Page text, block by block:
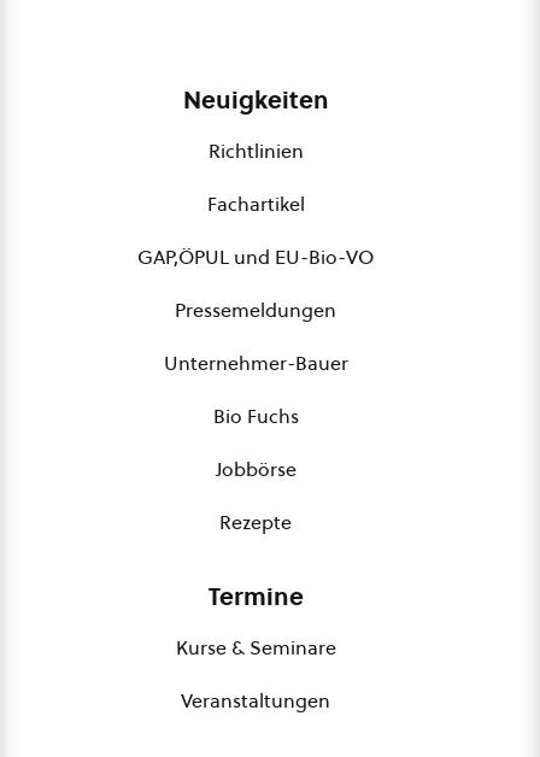
Neuigkeiten
Richtlinien
Fachartikel
GAP,ÖPUL und EU-Bio-VO
Pressemeldungen
Unternehmer-Bauer
Bio Fuchs
Jobbörse
Rezepte
Termine
Kurse & Seminare
Veranstaltungen